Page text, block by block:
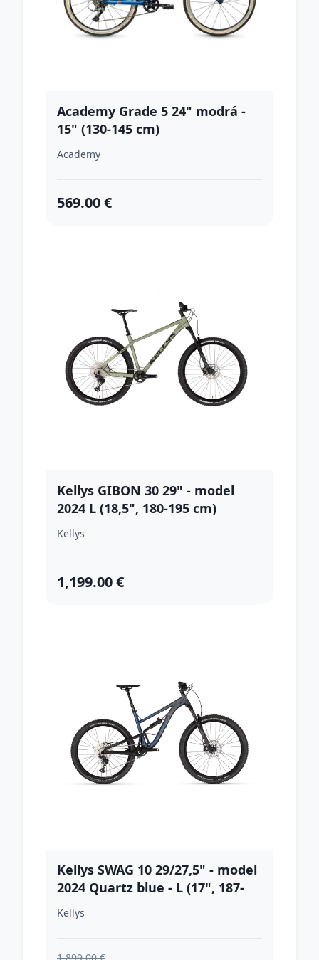
Academy Grade 5 24" modrá -
15" (130-145 cm)
Academy
569.00 €
Kellys GIBON 30 29" - model
2024 L (18,5", 180-195 cm)
Kellys
1,199.00 €
Kellys SWAG 10 29/27,5" - model
2024 Quartz blue - L (17", 187-
195 cm)
Kellys